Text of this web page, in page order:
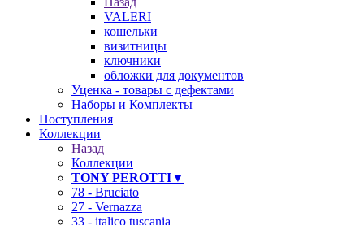
VALERI
кошельки
визитницы
ключники
обложки для документов
Уценка - товары с дефектами
Наборы и Комплекты
Поступления
Коллекции
Назад
Коллекции
TONY PEROTTI▼
78 - Bruciato
27 - Vernazza
33 - italico tuscania